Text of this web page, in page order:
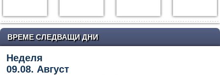
ВРЕМЕ СЛЕДВАЩИ ДНИ
Неделя
09.08. Август